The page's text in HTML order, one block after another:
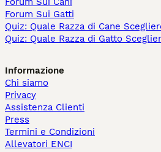
Forum Sui Gatti
Quiz: Quale Razza di Cane
Quiz: Quale Razza di Gatto
Informazione
Chi siamo
Privacy
Assistenza Clienti
Press
Termini e Condizioni
Allevatori ENCI